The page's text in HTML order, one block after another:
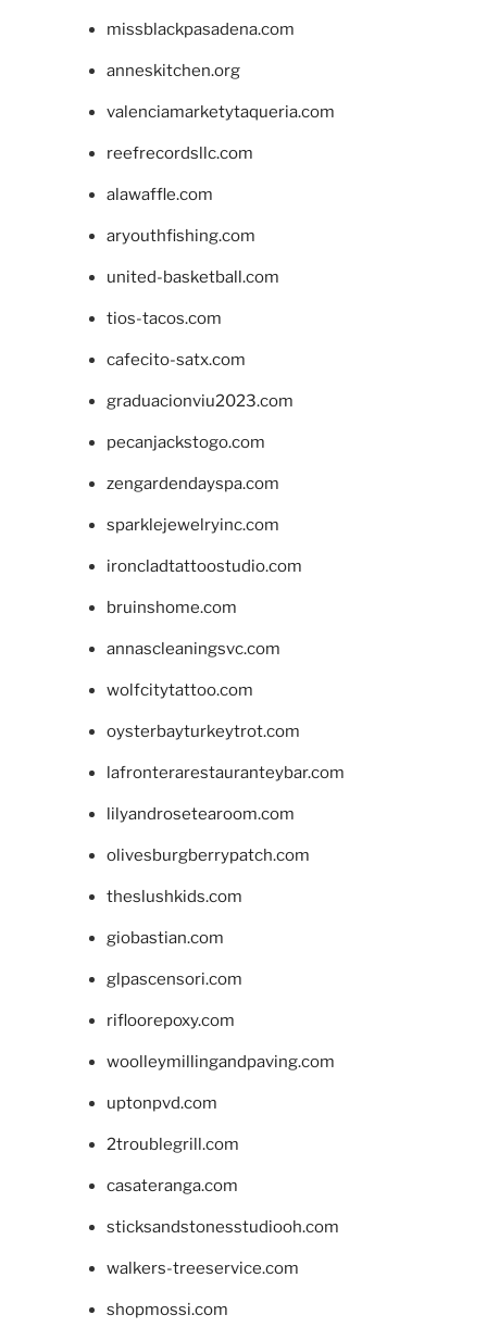
missblackpasadena.com
anneskitchen.org
valenciamarketytaqueria.com
reefrecordsllc.com
alawaffle.com
aryouthfishing.com
united-basketball.com
tios-tacos.com
cafecito-satx.com
graduacionviu2023.com
pecanjackstogo.com
zengardendayspa.com
sparklejewelryinc.com
ironcladtattoostudio.com
bruinshome.com
annascleaningsvc.com
wolfcitytattoo.com
oysterbayturkeytrot.com
lafronterarestauranteybar.com
lilyandrosetearoom.com
olivesburgberrypatch.com
theslushkids.com
giobastian.com
glpascensori.com
rifloorepoxy.com
woolleymillingandpaving.com
uptonpvd.com
2troublegrill.com
casateranga.com
sticksandstonesstudiooh.com
walkers-treeservice.com
shopmossi.com